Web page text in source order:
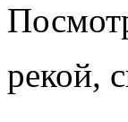
рекой,